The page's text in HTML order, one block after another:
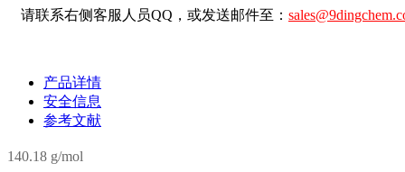
请联系右侧客服人员QQ，或发送邮件至：
产品详情
安全信息
参考文献
140.18 g/mol